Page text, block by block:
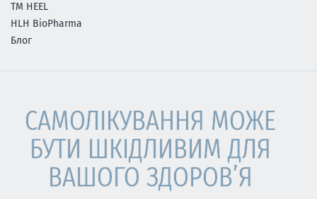
ТМ HEEL
HLH BioPharma
Блог
САМОЛІКУВАННЯ МОЖЕ
БУТИ ШКІДЛИВИМ ДЛЯ
ВАШОГО ЗДОРОВ’Я